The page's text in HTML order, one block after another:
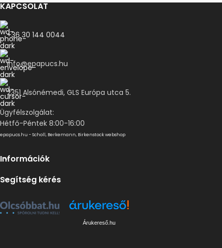
KAPCSOLAT
+36 30 144 0044
info@epapucs.hu
2351 Alsónémedi, GLS Európa utca 5.
Ügyfélszolgálat:
Hétfő-Péntek 8:00-16:00
epapucs.hu - Scholl, Berkemann, Birkenstock webshop
Információk
Segítség kérés
Árukereső.hu